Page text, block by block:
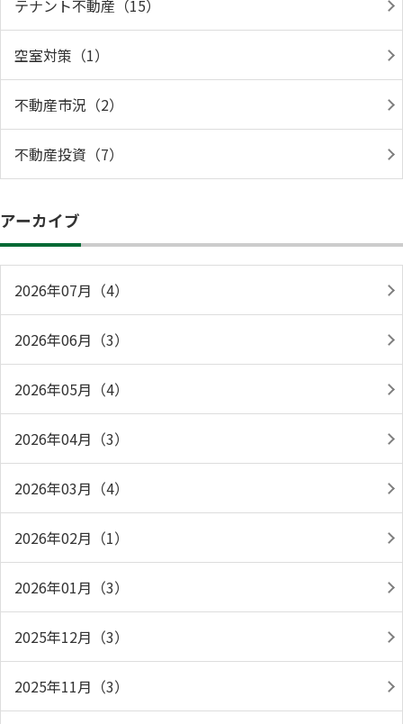
テナント不動産（15）
空室対策（1）
不動産市況（2）
不動産投資（7）
アーカイブ
2026年07月（4）
2026年06月（3）
2026年05月（4）
2026年04月（3）
2026年03月（4）
2026年02月（1）
2026年01月（3）
2025年12月（3）
2025年11月（3）